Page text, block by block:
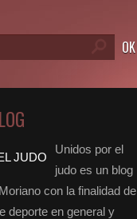
Unidos por el
judo es un blog
con la finalidad de
deporte en general y